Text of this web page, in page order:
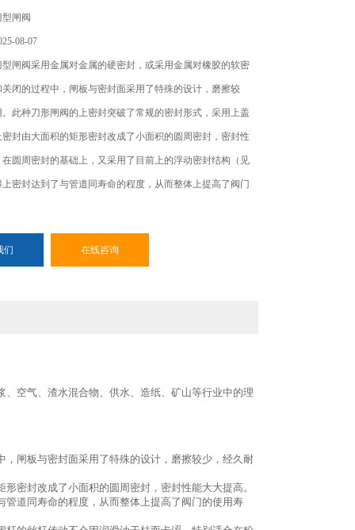
闸阀
08-07
闸阀采用金属对金属的硬密封，或采用金属对橡胶的软密
闭的过程中，闸板与密封面采用了特殊的设计，磨擦较
。此种刀形闸阀的上密封突破了常规的密封形式，采用上盖
封由大面积的矩形密封改成了小面积的圆周密封，密封性
圆周密封的基础上，又采用了目前上的浮动密封结构（见
上密封达到了与管道同寿命的程度，从而整体上提高了阀门
们 在线咨询
空气、渣水混合物、供水、造纸、矿山等行业中的理
闸板与密封面采用了特殊的设计，磨擦较少，经久耐
密封改成了小面积的圆周密封，密封性能大大提高。
道同寿命的程度，从而整体上提高了阀门的使用寿